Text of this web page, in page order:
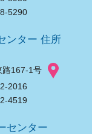
5290
ンター 住所
路167-1号
2016
4519
センター